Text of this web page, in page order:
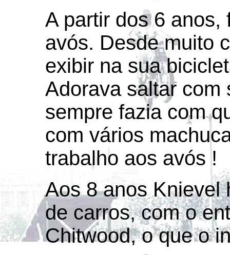
A partir dos 6 anos,
avós. Desde muito
exibir na sua
Adorava saltar com
sempre fazia com
com vários
trabalho aos avós !
Aos 8 anos Knievel
de carros, com o
Chitwood, o que o